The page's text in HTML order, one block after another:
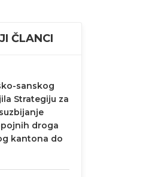
ČLANCI
sanskog
Strategiju za
droga
kantona do